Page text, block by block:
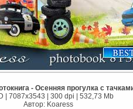
- Осенняя прогулка с
| 7087x3543 | 300 dpi | 532,73 Mb
Автор: Koaress